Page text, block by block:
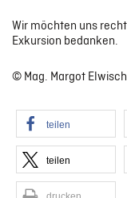
Wir möchten uns
Exkursion bedanken.
© Mag. Margot
teilen
teilen